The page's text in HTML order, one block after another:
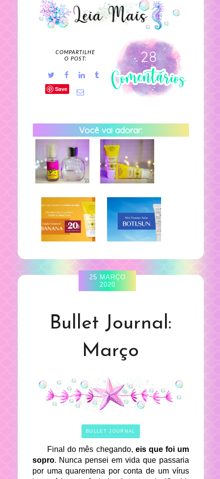
28
COMPARTILHE
O POST:
Save
Você vai adorar:
25 MARÇO
2020
Bullet Journal:
Março
BULLET JOURNAL
Final do mês chegando, eis que foi um
sopro. Nunca pensei em vida que passaria
por uma quarentena por conta de um vírus